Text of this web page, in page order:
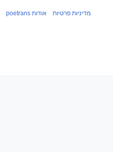
מדיניות פרטיות אודות poetrans